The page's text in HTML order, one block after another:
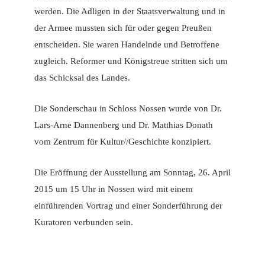
werden. Die Adligen in der Staatsverwaltung und in
der Armee mussten sich für oder gegen Preußen
entscheiden. Sie waren Handelnde und Betroffene
zugleich. Reformer und Königstreue stritten sich um
das Schicksal des Landes.
Die Sonderschau in Schloss Nossen wurde von Dr.
Lars-Arne Dannenberg und Dr. Matthias Donath
vom Zentrum für Kultur//Geschichte konzipiert.
Die Eröffnung der Ausstellung am Sonntag, 26. April
2015 um 15 Uhr in Nossen wird mit einem
einführenden Vortrag und einer Sonderführung der
Kuratoren verbunden sein.